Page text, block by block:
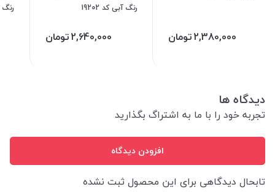
2,380,000تومان
رنگ آبی کد 19202
2,640,000تومان
رنگ
دیدگاه ها
تجربه خود را با ما به اشتراگ بگذارید
افزودن دیدگاه
تابحال دیدگاهی برای این محصول ثبت نشده